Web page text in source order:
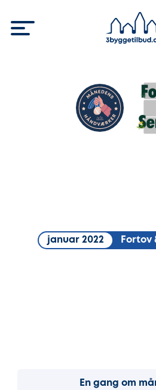
januar 2022 Fortov
En gang om